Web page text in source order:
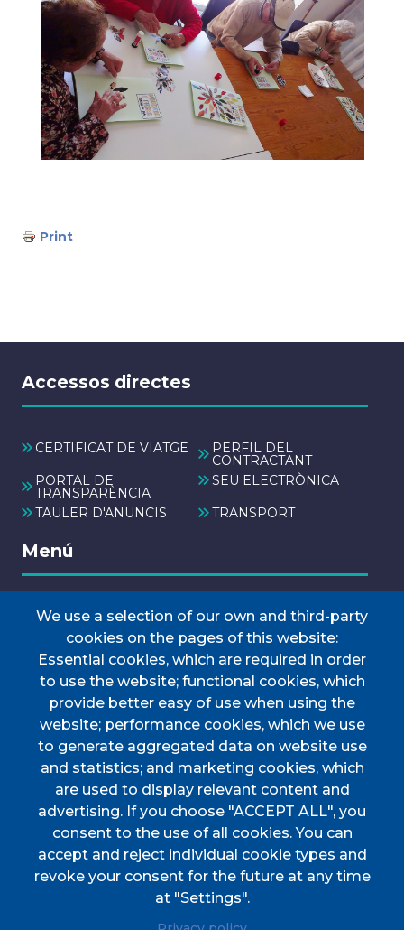
Print
Accessos directes
CERTIFICAT DE VIATGE PERFIL DEL
CONTRACTANT
PORTAL DE
TRANSPARÈNCIA
SEU ELECTRÒNICA
TAULER D'ANUNCIS
TRANSPORT
Menú
INICI
AJUNTAMENT
Discover Esporles
VIURE A ESPORLES
TOTES LES NOTÍCIES
CIF P0702000A. CP: 07190
Address
Plaça de l'Ajuntament, 1
(+34) 971 61 00 02
We use a selection of our own and third-party
cookies on the pages of this website:
Essential cookies, which are required in order
to use the website; functional cookies, which
provide better easy of use when using the
website; performance cookies, which we use
to generate aggregated data on website use
and statistics; and marketing cookies, which
are used to display relevant content and
advertising. If you choose "ACCEPT ALL", you
consent to the use of all cookies. You can
accept and reject individual cookie types and
revoke your consent for the future at any time
at "Settings".